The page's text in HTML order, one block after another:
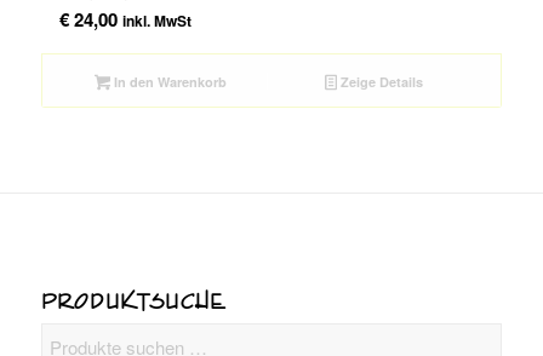
€24,00 inkl. MwSt
In den Warenkorb Zeige Details
PRODUKTSUCHE